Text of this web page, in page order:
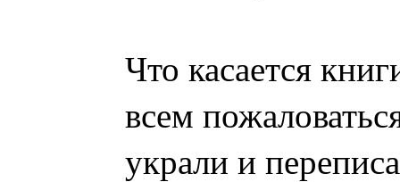
Что касается
всем
украли и